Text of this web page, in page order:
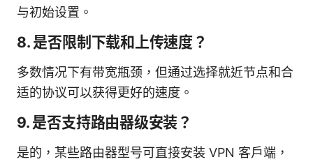
与初始设置。
8. 是否限制下载和上传速度？
多数情况下有带宽瓶颈，但通过选择就近节点和合
适的协议可以获得更好的速度。
9. 是否支持路由器级安装？
是的，某些路由器型号可直接安装 VPN 客户端，